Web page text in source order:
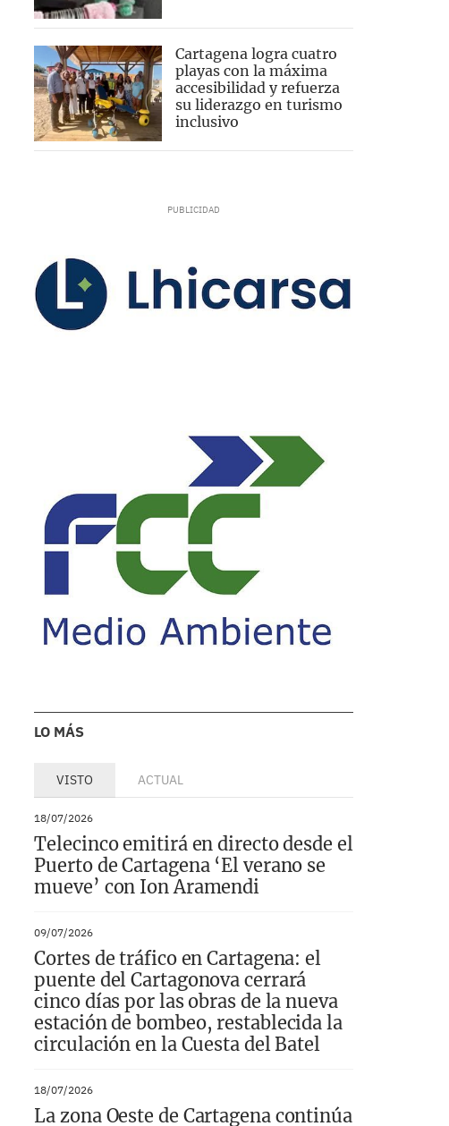
Cartagena logra cuatro
playas con la máxima
accesibilidad y refuerza
su liderazgo en turismo
inclusivo
LO MÁS
VISTO ACTUAL
18/07/2026
Telecinco emitirá en directo desde el
Puerto de Cartagena ‘El verano se
mueve’ con Ion Aramendi
09/07/2026
Cortes de tráfico en Cartagena: el
puente del Cartagonova cerrará
cinco días por las obras de la nueva
estación de bombeo, restablecida la
circulación en la Cuesta del Batel
18/07/2026
La zona Oeste de Cartagena continúa